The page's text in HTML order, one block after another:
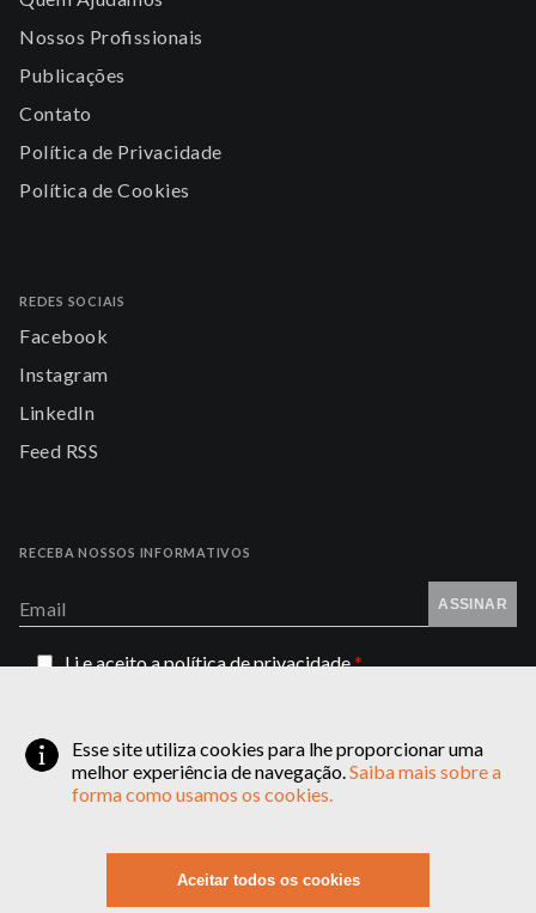
Esse site utiliza cookies para lhe proporcionar uma
melhor experiência de navegação.Saiba mais sobre a
forma como usamos os cookies.
Aceitar todos os cookies
Nossos Profissionais
Publicações
Contato
Política de Privacidade
Política de Cookies
REDES SOCIAIS
Facebook
Instagram
LinkedIn
Feed RSS
RECEBA NOSSOS INFORMATIVOS
Email ASSINAR
Li e aceito apolítica de privacidade*
contato@ppblaw.com.br
(19) 3381-0837